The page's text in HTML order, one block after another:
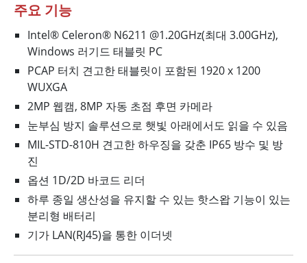
주요 기능
Intel® Celeron® N6211 @1.20GHz(최대 3.00GHz),
Windows 러기드 태블릿 PC
PCAP 터치 견고한 태블릿이 포함된 1920 x 1200
WUXGA
2MP 웹캠, 8MP 자동 초점 후면 카메라
눈부심 방지 솔루션으로 햇빛 아래에서도 읽을 수 있음
MIL-STD-810H 견고한 하우징을 갖춘 IP65 방수 및 방
진
옵션 1D/2D 바코드 리더
하루 종일 생산성을 유지할 수 있는 핫스왑 기능이 있는
분리형 배터리
기가 LAN(RJ45)을 통한 이더넷